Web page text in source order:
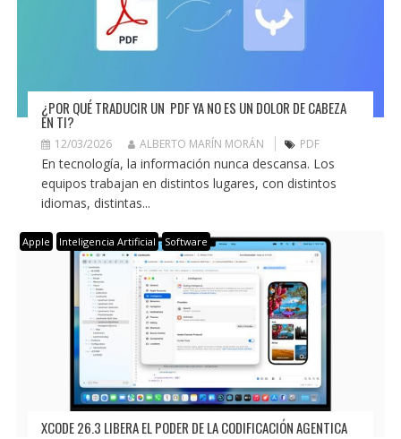
¿POR QUÉ TRADUCIR UN PDF YA NO ES UN DOLOR DE CABEZA
EN TI?
12/03/2026 ALBERTO MARÍN MORÁN PDF
En tecnología, la información nunca descansa. Los
equipos trabajan en distintos lugares, con distintos
idiomas, distintas...
Apple Inteligencia Artificial Software
XCODE 26.3 LIBERA EL PODER DE LA CODIFICACIÓN AGENTICA